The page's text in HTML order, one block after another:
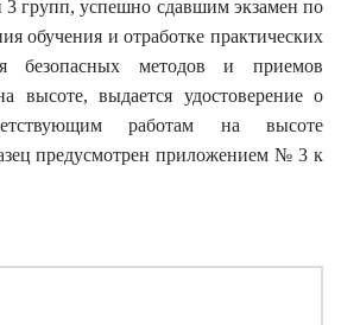
3 групп, успешно сдавшим экзамен по
обучения и отработке практических
безопасных методов и приемов
высоте, выдается удостоверение о
работам на высоте
предусмотрен приложением № 3 к